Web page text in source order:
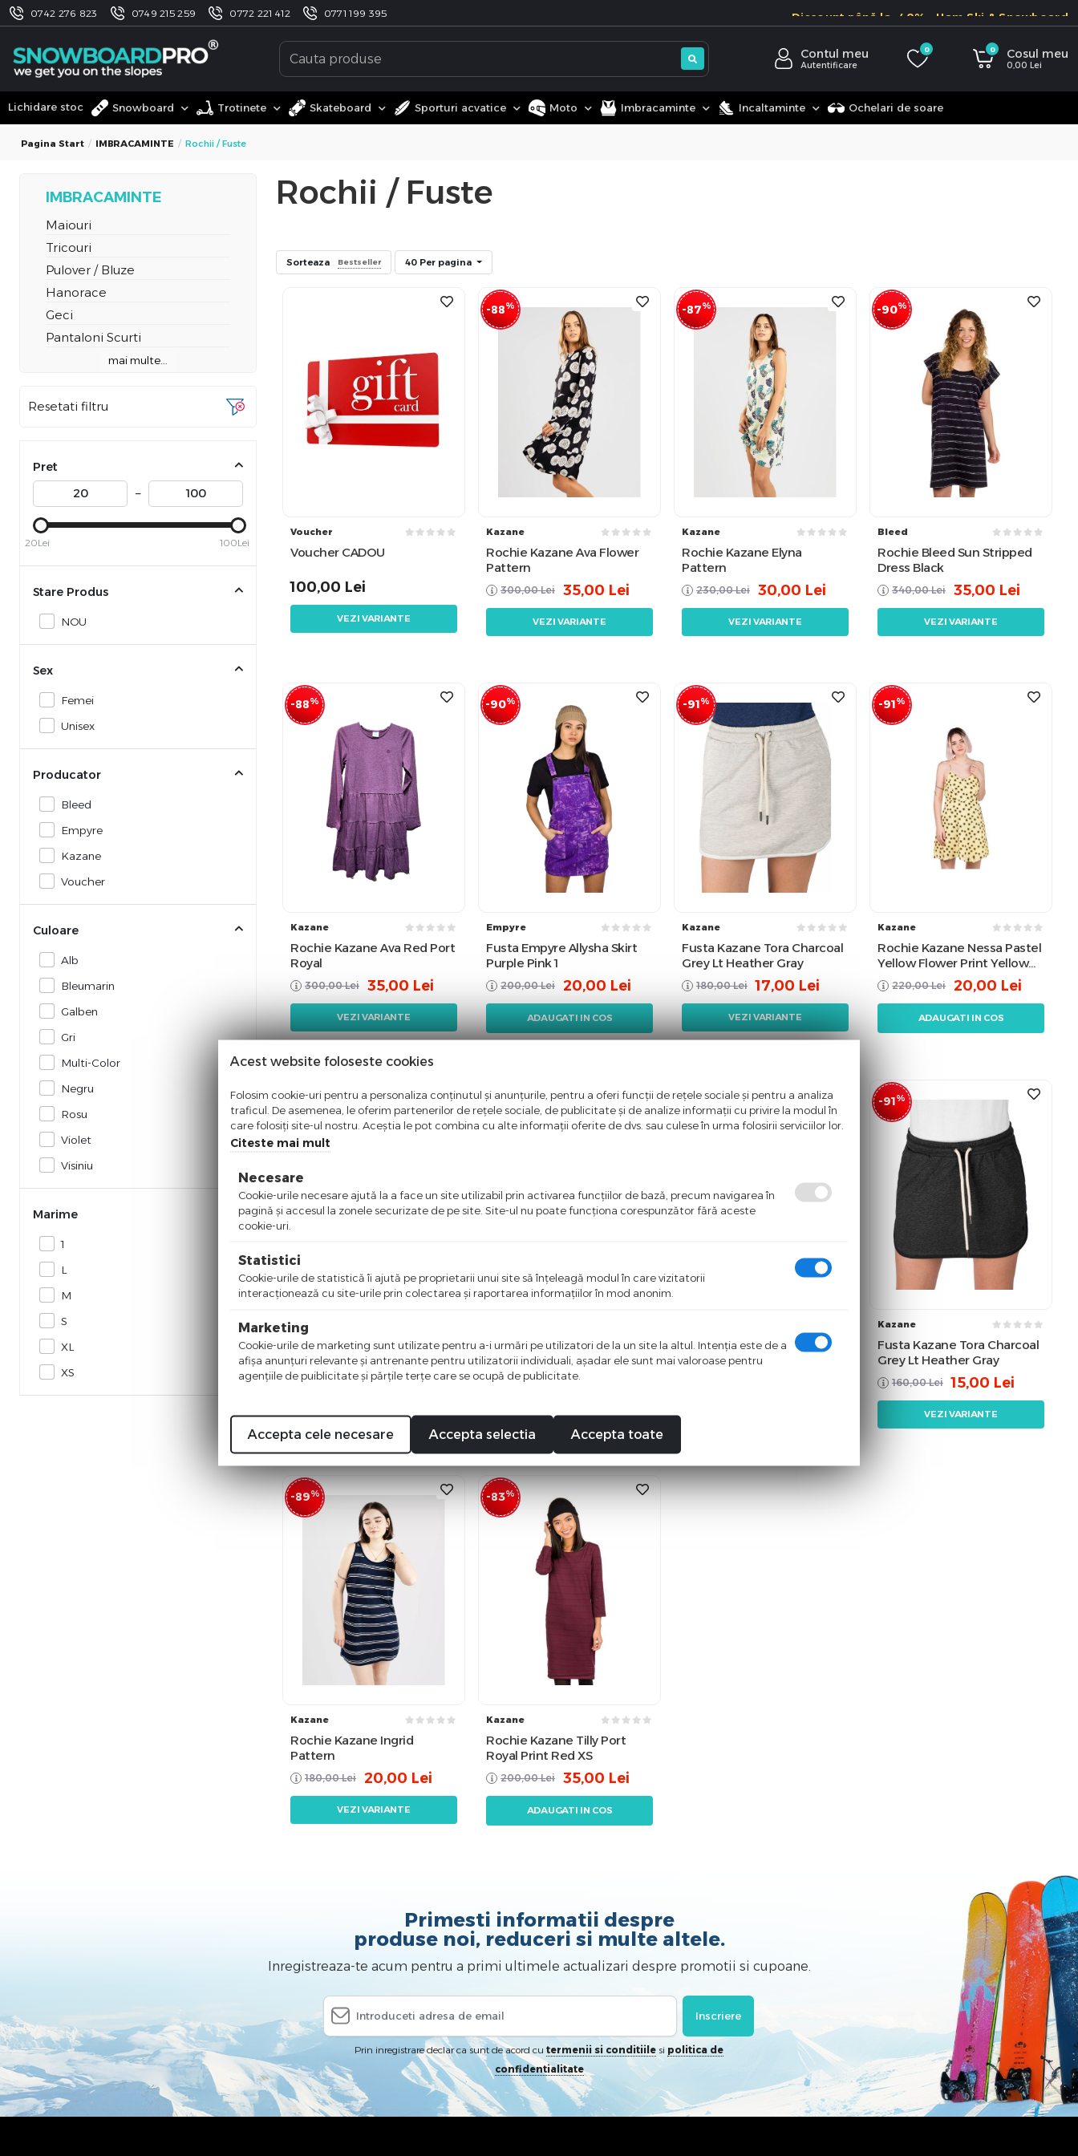
0742 276 823 0749 215 259 0772 221 412 0771 199 395 Discount până la -40% - Ham Ski & Snowboard
Contul meu
Autentificare
0 0 Cosul meu
0,00 Lei
Lichidare stoc Snowboard Trotinete Skateboard Sporturi acvatice Moto Imbracaminte Incaltaminte Ochelari de soare
Pagina Start IMBRACAMINTE Rochii / Fuste
IMBRACAMINTE
Maiouri
Tricouri
Pulover / Bluze
Hanorace
Geci
Pantaloni Scurti
mai multe...
Resetati filtru
Pret
–
20Lei 100Lei
Stare Produs
NOU
Sex
Femei
Unisex
Producator
Bleed
Empyre
Kazane
Voucher
Culoare
Alb
Bleumarin
Galben
Gri
Multi-Color
Negru
Rosu
Violet
Visiniu
Marime
1
L
M
S
XL
XS
Rochii / Fuste
Sorteaza Bestseller 40 Per pagina
Voucher
Voucher CADOU
100,00 Lei
VEZI VARIANTE
-88%
Kazane
Rochie Kazane Ava Flower
Pattern
300,00 Lei 35,00 Lei
VEZI VARIANTE
-87%
Kazane
Rochie Kazane Elyna
Pattern
230,00 Lei 30,00 Lei
VEZI VARIANTE
-90%
Bleed
Rochie Bleed Sun Stripped
Dress Black
340,00 Lei 35,00 Lei
VEZI VARIANTE
-88%
Kazane
Rochie Kazane Ava Red Port
Royal
300,00 Lei 35,00 Lei
VEZI VARIANTE
-90%
Empyre
Fusta Empyre Allysha Skirt
Purple Pink 1
200,00 Lei 20,00 Lei
ADAUGATI IN COS
-91%
Kazane
Fusta Kazane Tora Charcoal
Grey Lt Heather Gray
180,00 Lei 17,00 Lei
VEZI VARIANTE
-91%
Kazane
Rochie Kazane Nessa Pastel
Yellow Flower Print Yellow
XL 220,00 Lei 20,00 Lei
ADAUGATI IN COS
-89%
Kazane
Rochie Kazane Lana Red
230,00 Lei 25,00 Lei
-89%
Rochie Empyre Dove Dress
Violet
180,00 Lei 20,00
VEZI VARIANTE
-90 %
Rochie Kazane Nessa Port
Royal Red Print
-91%
Kazane
Fusta Kazane Tora Charcoal
Grey Lt Heather Gray
160,00 Lei 15,00 Lei
VEZI VARIANTE
-89%
Kazane
Rochie Kazane Ingrid
Pattern
180,00 Lei 20,00 Lei
VEZI VARIANTE
-83%
Kazane
Rochie Kazane Tilly Port
Royal Print Red XS
200,00 Lei 35,00 Lei
ADAUGATI IN COS
Primesti informatii despre
produse noi, reduceri si multe altele.
Inregistreaza-te acum pentru a primi ultimele actualizari despre promotii si cupoane.
Inscriere
Prin inregistrare declar ca sunt de acord cu termenii si conditiile si politica de
confidentialitate
Acest website foloseste cookies
Folosim cookie-uri pentru a personaliza conținutul și anunțurile, pentru a oferi funcții de rețele sociale și pentru a analiza
traficul. De asemenea, le oferim partenerilor de rețele sociale, de publicitate și de analize informații cu privire la modul în
care folosiți site-ul nostru. Aceștia le pot combina cu alte informații oferite de dvs. sau culese în urma folosirii serviciilor lor.
Citeste mai mult
Necesare
Cookie-urile necesare ajută la a face un site utilizabil prin activarea funcţiilor de bază, precum navigarea în
pagină şi accesul la zonele securizate de pe site. Site-ul nu poate funcţiona corespunzător fără aceste
cookie-uri.
Statistici
Cookie-urile de statistică îi ajută pe proprietarii unui site să înţeleagă modul în care vizitatorii
interacţionează cu site-urile prin colectarea şi raportarea informaţiilor în mod anonim.
Marketing
Cookie-urile de marketing sunt utilizate pentru a-i urmări pe utilizatori de la un site la altul. Intenţia este de a
afişa anunţuri relevante şi antrenante pentru utilizatorii individuali, aşadar ele sunt mai valoroase pentru
agenţiile de puiblicitate şi părţile terţe care se ocupă de publicitate.
Accepta cele necesare Accepta selectia Accepta toate